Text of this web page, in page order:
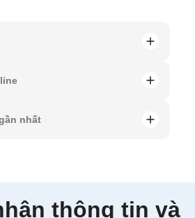
nhất
thông tin và